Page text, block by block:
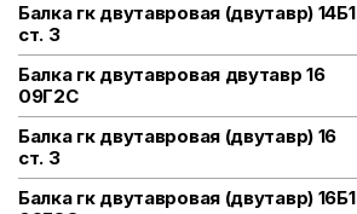
Балка гк двутавровая (двутавр) 14Б1
ст. 3
Балка гк двутавровая двутавр 16
09Г2С
Балка гк двутавровая (двутавр) 16
ст. 3
Балка гк двутавровая (двутавр) 16Б1